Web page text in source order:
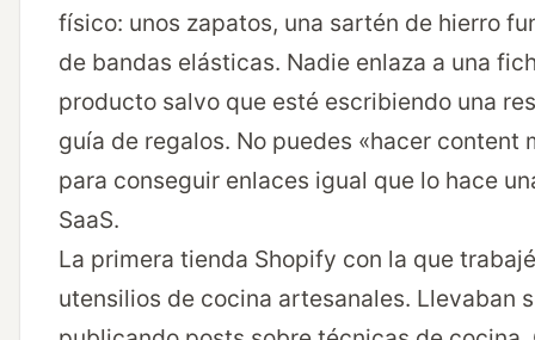
físico: unos zapatos, una sartén de hierro
de bandas elásticas. Nadie enlaza a una
producto salvo que esté escribiendo una
guía de regalos. No puedes «hacer content
para conseguir enlaces igual que lo hace
SaaS.
La primera tienda Shopify con la que
utensilios de cocina artesanales. Llevaban